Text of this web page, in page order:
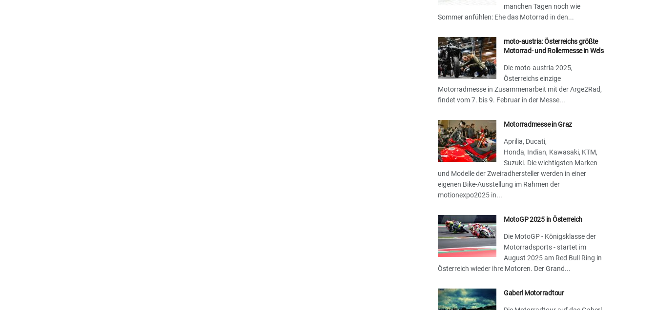
manchen Tagen noch wie
Sommer anfühlen: Ehe das Motorrad in den...
moto-austria: Österreichs größte
Motorrad- und Rollermesse in Wels
Die moto-austria 2025,
Österreichs einzige
Motorradmesse in Zusammenarbeit mit der Arge2Rad,
findet vom 7. bis 9. Februar in der Messe...
Motorradmesse in Graz
Aprilia, Ducati,
Honda, Indian, Kawasaki, KTM,
Suzuki. Die wichtigsten Marken
und Modelle der Zweiradhersteller werden in einer
eigenen Bike-Ausstellung im Rahmen der
motionexpo2025 in...
MotoGP 2025 in Österreich
Die MotoGP - Königsklasse der
Motorradsports - startet im
August 2025 am Red Bull Ring in
Österreich wieder ihre Motoren. Der Grand...
Gaberl Motorradtour